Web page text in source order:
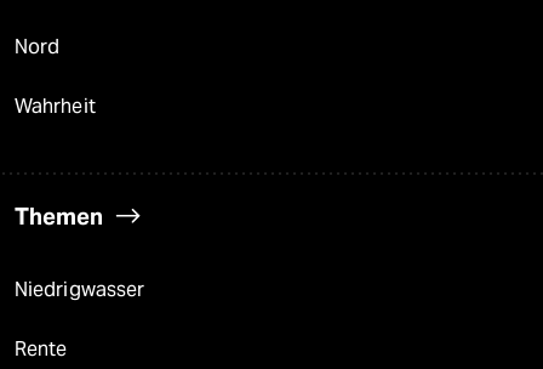
Nord
Wahrheit
Themen
Niedrigwasser
Rente